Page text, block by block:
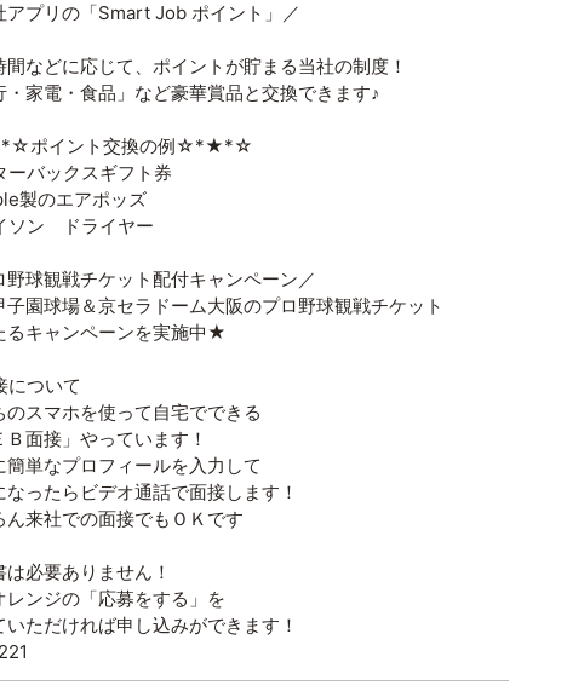
アプリの「Smart Job ポイント」／
間などに応じて、ポイントが貯まる当社の制度！
・家電・食品」など豪華賞品と交換できます♪
ポイント交換の例☆*★*☆
バックスギフト券
製のエアポッズ
ソン ドライヤー
野球観戦チケット配付キャンペーン／
子園球場＆京セラドーム大阪のプロ野球観戦チケット
るキャンペーンを実施中★
ついて
のスマホを使って自宅でできる
Ｂ面接」やっています！
簡単なプロフィールを入力して
なったらビデオ通話で面接します！
ん来社での面接でもＯＫです
は必要ありません！
レンジの「応募をする」を
いただければ申し込みができます！